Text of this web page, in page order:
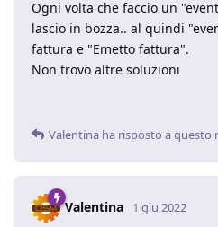
Ogni volta che faccio un
lascio in bozza.. al quindi
fattura e "Emetto fattura".
Non trovo altre soluzioni
Valentina ha risposto a questo
Valentina 1 giu 2022